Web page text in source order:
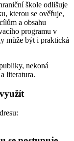
škole odlišuje
kterou se ověřuje,
a obsahu
programu v
může být i praktická
nekoná
literatura.